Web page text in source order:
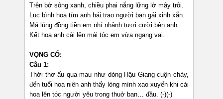
Trên bờ sông xanh, chiều phai nắng lững lờ mây trôi.
Lục bình hoa tím anh hái trao người bạn gái xinh xắn.
Má lúng đồng tiền em nhí nhảnh tươi cười bên anh.
Kết hoa anh cài lên mái tóc em vừa ngang vai.
VỌNG CỔ:
Câu 1:
Thời thơ ấu qua mau như dòng Hậu Giang cuộn chảy,
đến tuổi hoa niên anh thấy lòng mình xao xuyến khi cài
hoa lên tóc người yêu trong thuở ban… đầu. (-)(-)